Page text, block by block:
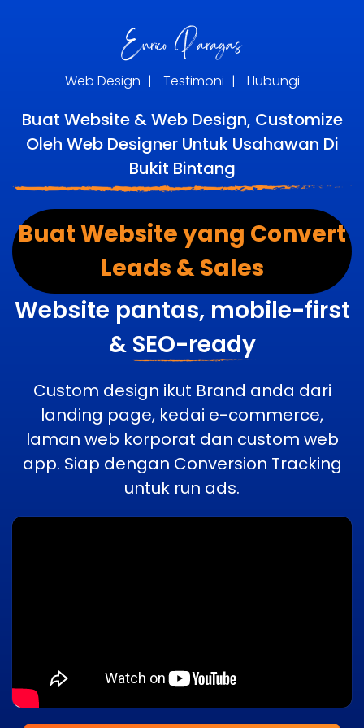
Web Design | Testimoni | Hubungi
Buat Website & Web Design, Customize
Oleh Web Designer Untuk Usahawan Di
Bukit Bintang
Buat Website yang Convert
Leads & Sales
Website pantas, mobile-first
& SEO-ready
Custom design ikut Brand anda dari
landing page, kedai e-commerce,
laman web korporat dan custom web
app. Siap dengan Conversion Tracking
untuk run ads.